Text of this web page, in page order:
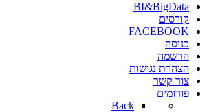
BI&BigData
קורסים
FACEBOOK
כניסה
הרשמה
הצהרת נגישות
צור קשר
פורומים
Back